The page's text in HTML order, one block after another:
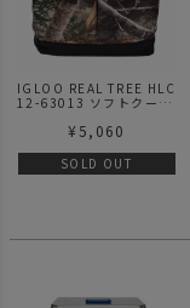
IGLOO REAL TREE HLC
12-63013 ソフトクーラ
¥ 5,060
SOLD OUT